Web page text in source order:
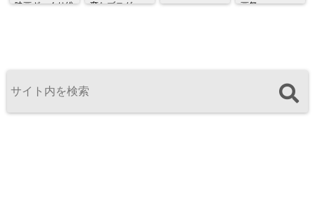
映画ざっくり総
変なブログ
画祭